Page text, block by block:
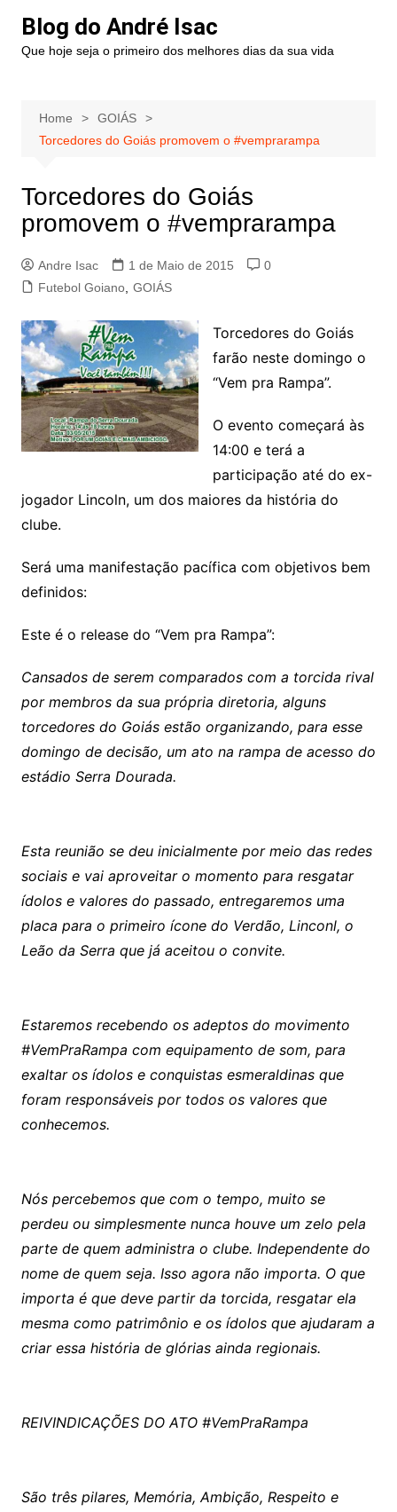
Blog do André Isac
Que hoje seja o primeiro dos melhores dias da sua vida
Home
GOIÁS
Torcedores do Goiás promovem o #vemprarampa
Torcedores do Goiás
promovem o #vemprarampa
Andre Isac 1 de Maio de 2015
0
Futebol Goiano, GOIÁS
Torcedores do Goiás
farão neste domingo o
“Vem pra Rampa”.
O evento começará às
14:00 e terá a
participação até do ex-
jogador Lincoln, um dos maiores da história do
clube.
Será uma manifestação pacífica com objetivos bem
definidos:
Este é o release do “Vem pra Rampa”:
Cansados de serem comparados com a torcida rival
por membros da sua própria diretoria, alguns
torcedores do Goiás estão organizando, para esse
domingo de decisão, um ato na rampa de acesso do
estádio Serra Dourada.
Esta reunião se deu inicialmente por meio das redes
sociais e vai aproveitar o momento para resgatar
ídolos e valores do passado, entregaremos uma
placa para o primeiro ícone do Verdão, Linconl, o
Leão da Serra que já aceitou o convite.
Estaremos recebendo os adeptos do movimento
#VemPraRampa com equipamento de som, para
exaltar os ídolos e conquistas esmeraldinas que
foram responsáveis por todos os valores que
conhecemos.
Nós percebemos que com o tempo, muito se
perdeu ou simplesmente nunca houve um zelo pela
parte de quem administra o clube. Independente do
nome de quem seja. Isso agora não importa. O que
importa é que deve partir da torcida, resgatar ela
mesma como patrimônio e os ídolos que ajudaram a
criar essa história de glórias ainda regionais.
REIVINDICAÇÕES DO ATO #VemPraRampa
São três pilares, Memória, Ambição, Respeito e